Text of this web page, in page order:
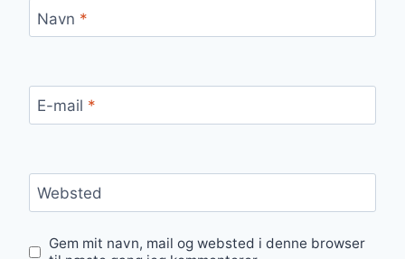
Navn *
E-mail *
Websted
Gem mit navn, mail og websted i denne browser